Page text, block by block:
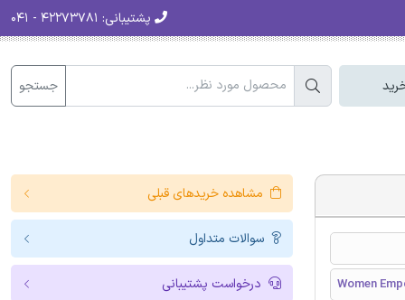
پشتیبانی:
جستجو
Women
مشاهده خریدهای قبلی
سوالات متداول
درخواست پشتیبانی